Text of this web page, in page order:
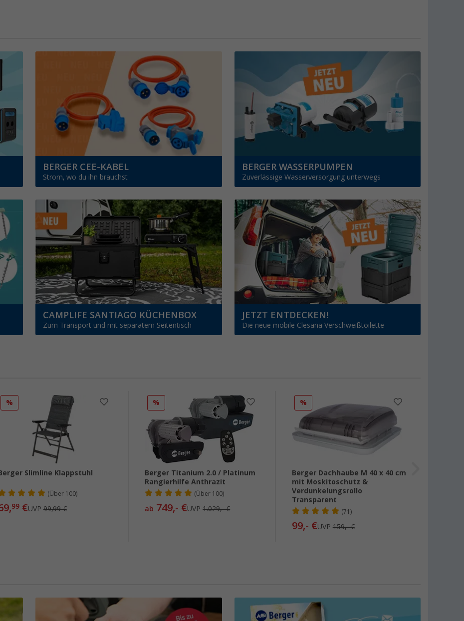
BERGER CEE-KABEL
Strom, wo du ihn brauchst
BERGER WASSERPUMPEN
Zuverlässige Wasserversorgung unterwegs
CAMPLIFE SANTIAGO KÜCHENBOX
Zum Transport und mit separatem Seitentisch
JETZT ENTDECKEN!
Die neue mobile Clesana Verschweißtoilette
%
Slimline Klappstuhl
(Über100)
99€UVP 99,99 €
%
Berger Titanium 2.0 / Platinum
Rangierhilfe Anthrazit
(Über 100)
ab 749,- €UVP1.029,- €
%
Berger Dachhaube M 40 x 40 cm
mit Moskitoschutz &
Verdunkelungsrollo
Transparent
(71)
99,- €UVP 159,- €